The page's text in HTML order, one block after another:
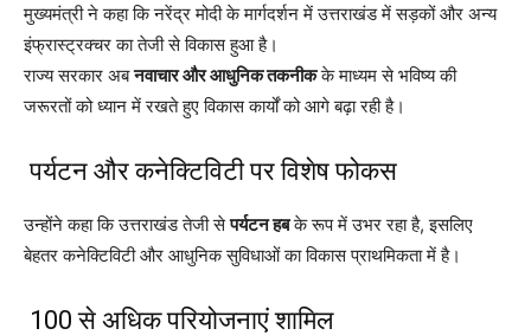
मुख्यमंत्री ने कहा किनरेंद्र मोदीके मार्गदर्शन में उत्तराखंड में सड़कों और अन्य
इंफ्रास्ट्रक्चर का तेजी से विकास हुआ है।
राज्य सरकार अबनवाचार और आधुनिक तकनीकके माध्यम से भविष्य की
जरूरतों को ध्यान में रखते हुए विकास कार्यों को आगे बढ़ा रही है।
पर्यटन और कनेक्टिविटी पर विशेष फोकस
उन्होंने कहा कि उत्तराखंड तेजी सेपर्यटन हबके रूप में उभर रहा है, इसलिए
बेहतर कनेक्टिविटी और आधुनिक सुविधाओं का विकास प्राथमिकता में है।
100 से अधिक परियोजनाएं शामिल